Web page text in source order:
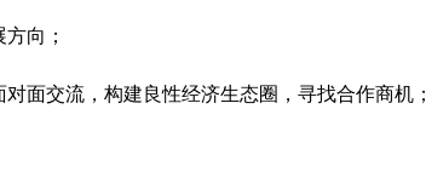
向；
面交流，构建良性经济生态圈，寻找合作商机；